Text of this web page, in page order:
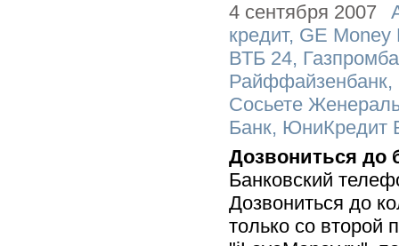
4 сентября 2007
кредит, GE Money
ВТБ 24,
Райффайзенбанк,
Сосьете
Банк, ЮниКредит
Дозвониться до
Банковский
Дозвониться до
только со второй